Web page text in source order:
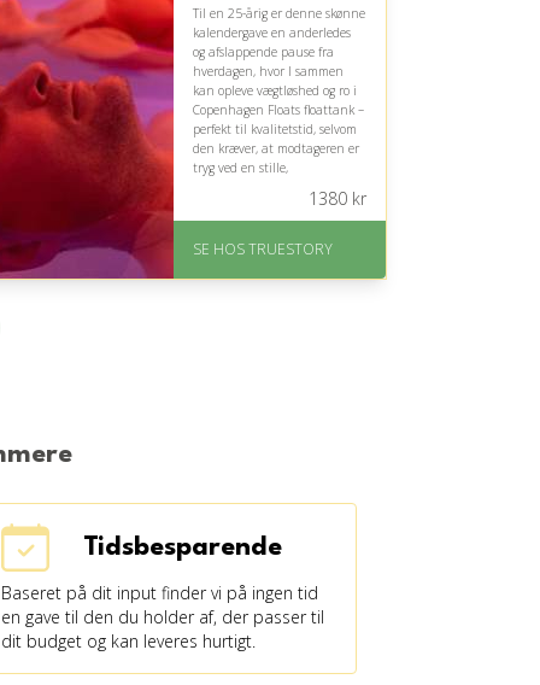
Til en 25-årig er denne skønne
kalendergave en anderledes
og afslappende pause fra
hverdagen, hvor I sammen
kan opleve vægtløshed og ro i
Copenhagen Floats floattank –
perfekt til kvalitetstid, selvom
den kræver, at modtageren er
tryg ved en stille,
På lager
Levering: 1-2 dages
1380kr
SE HOS TRUESTORY
Tidsbesparende
Baseret på dit input finder vi på ingen tid
en gave til den du holder af, der passer til
dit budget og kan leveres hurtigt.